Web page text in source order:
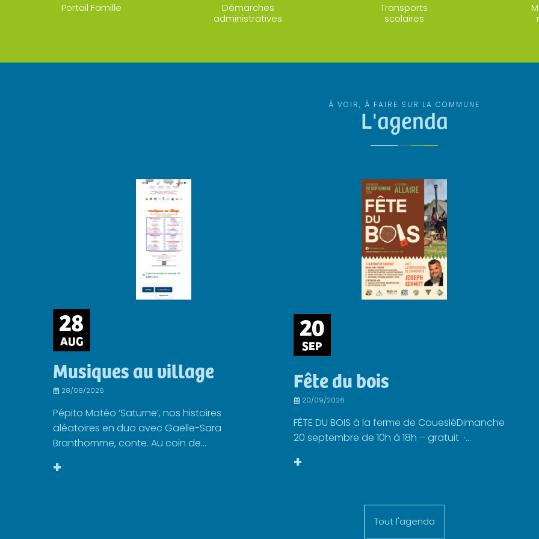
Portail Famille
Démarches
administratives
Transports
scolaires
À VOIR, À FAIRE SUR LA COMMUNE
L'agenda
28
AUG
Musiques au village
28/08/2026
Pépito Matéo ‘Saturne’, nos histoires
aléatoires en duo avec Gaëlle-Sara
Branthomme, conte. Au coin de...
+
20
SEP
Fête du bois
20/09/2026
FÊTE DU BOIS à la ferme de CouesléDimanche
20 septembre de 10h à 18h – gratuit ·...
+
Tout l'agenda